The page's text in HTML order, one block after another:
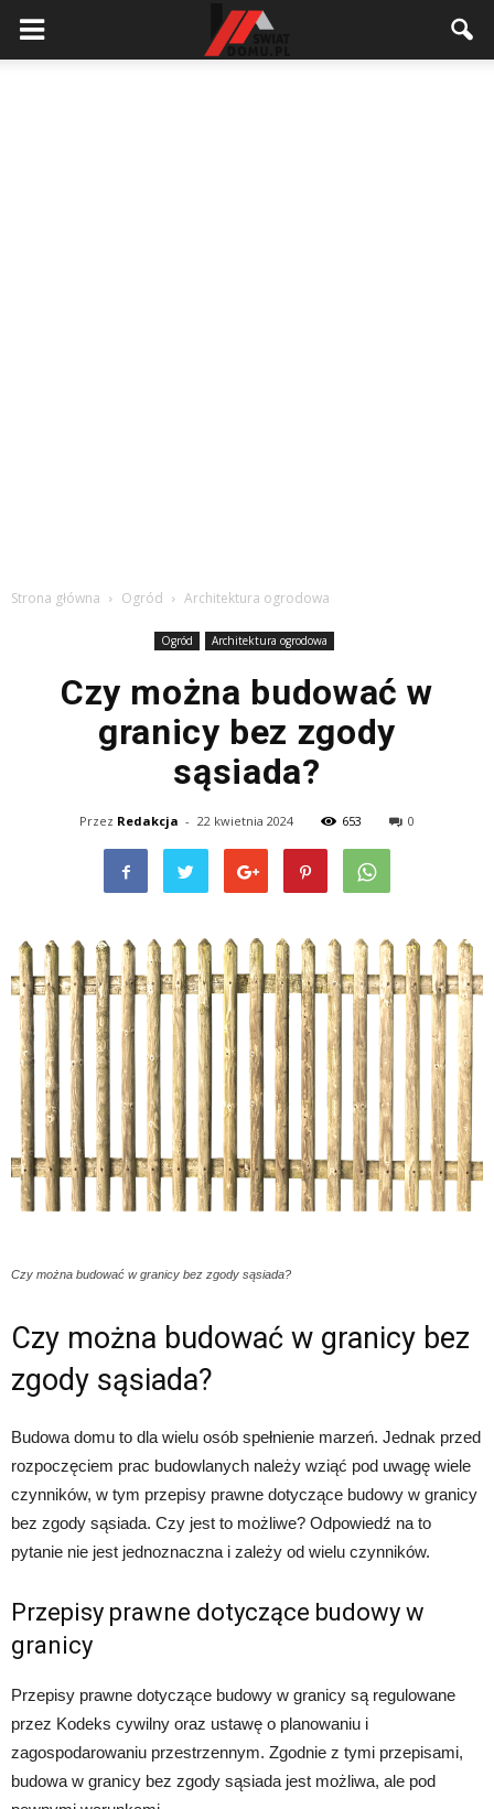
Strona główna Ogród Architektura ogrodowa
Ogród Architektura ogrodowa
Czy można budować w
granicy bez zgody
sąsiada?
Przez Redakcja - 22 kwietnia 2024 653 0
Czy można budować w granicy bez zgody sąsiada?
Czy można budować w granicy bez
zgody sąsiada?
Budowa domu to dla wielu osób spełnienie marzeń. Jednak przed
rozpoczęciem prac budowlanych należy wziąć pod uwagę wiele
czynników, w tym przepisy prawne dotyczące budowy w granicy
bez zgody sąsiada. Czy jest to możliwe? Odpowiedź na to
pytanie nie jest jednoznaczna i zależy od wielu czynników.
Przepisy prawne dotyczące budowy w
granicy
Przepisy prawne dotyczące budowy w granicy są regulowane
przez Kodeks cywilny oraz ustawę o planowaniu i
zagospodarowaniu przestrzennym. Zgodnie z tymi przepisami,
budowa w granicy bez zgody sąsiada jest możliwa, ale pod